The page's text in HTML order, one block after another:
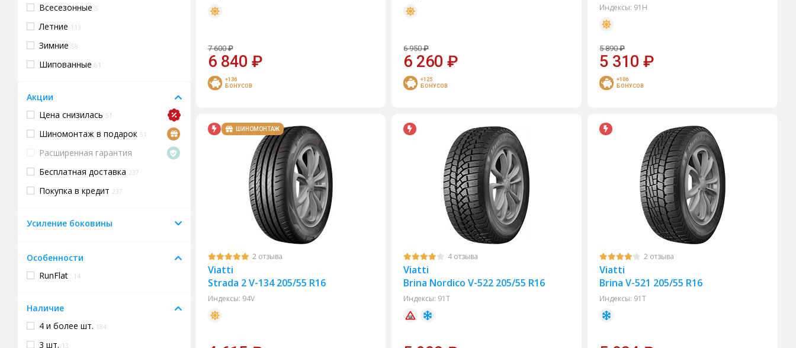
Всесезонные 5
Летние 113
Зимние 58
Шипованные 61
Акции
Цена снизилась 51
Шиномонтаж в подарок 51
Расширенная гарантия
Бесплатная доставка 237
Покупка в кредит 237
Усиление боковины
Особенности
RunFlat
14
Наличие
4 и более шт. 184
3 шт. 13
7 600 ₽
6 840 ₽
+136
БОНУСОВ
6 950 ₽
6 260₽
+125
БОНУСОВ
Индексы: 91H
5 890 ₽
5 310₽
+106
БОНУСОВ
ШИНОМОНТАЖ
2 отзыва
Viatti
Strada 2 V-134 205/55 R16
Индексы: 94V
4 отзыва
Viatti
Brina Nordico V-522 205/55 R16
Индексы: 91T
2 отзыва
Viatti
Brina V-521 205/55 R16
Индексы: 91T